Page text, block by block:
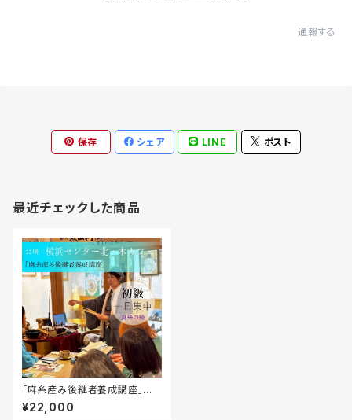
通報する
保存 シェア LINE ポスト
最近チェックした商品
「麻糸産み後継者養成講座」初
級一日集中＠横浜センター北・
木カフェ木風心風堂
¥22,000